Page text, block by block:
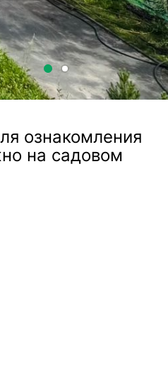
ознакомления
на садовом